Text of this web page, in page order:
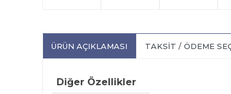
ÜRÜN AÇIKLAMASI TAKSIT / ÖDEME
Diğer Özellikler